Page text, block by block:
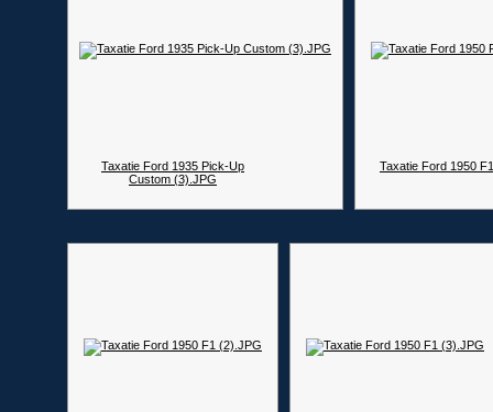
Taxatie Ford 1935 Pick-Up
Custom (3).JPG
Taxatie Ford 1950